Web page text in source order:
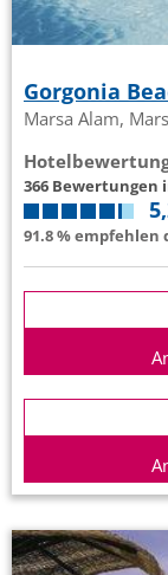
Gorgonia
Marsa Alam,
366 Bewertungen
91.8 % empfehlen